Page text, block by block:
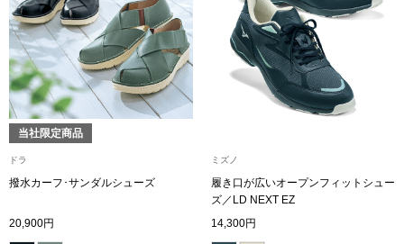
Miss Kyouko／ミスキョウコ
ランド
財布／小物
財布／コイン
当社限定商品
ドラ
撥水カーフ･サンダルシューズ
20,900円
ミズノ
履き口が広いオープンフィットシュー
ズ／LD NEXT EZ
14,300円